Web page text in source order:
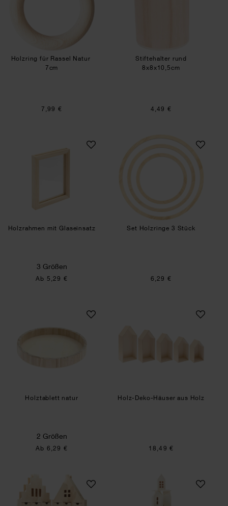
Holzring für Rassel Natur
7cm
7,99 €
Stiftehalter rund
8x8x10,5cm
4,49 €
Holzrahmen mit Glaseinsatz
Holzrahmen mit Glaseinsatz
3 Größen
Ab 5,29 €
Set Holzringe 3
Set Holzringe 3 Stück
6,29 €
Holztablett natur
Holztablett natur
2 Größen
Ab 6,29 €
Holz-Deko-
Holz-Deko-Häuser aus Holz
18,49 €
Adventskalender Haus aus Holz 46,5x51x5cm
Adventskalender